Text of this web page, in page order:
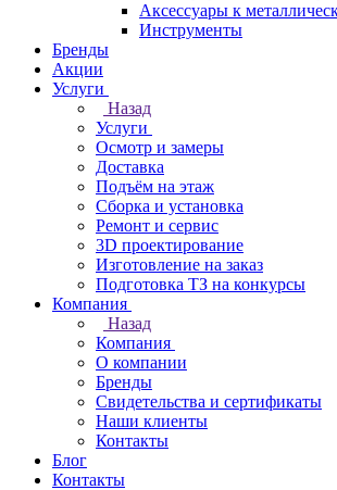
Аксессуары к
Инструменты
Бренды
Акции
Услуги
Назад
Услуги
Осмотр и замеры
Доставка
Подъём на этаж
Сборка и установка
Ремонт и сервис
3D проектирование
Изготовление на заказ
Подготовка ТЗ на конкурсы
Компания
Назад
Компания
О компании
Бренды
Свидетельства и сертификаты
Наши клиенты
Контакты
Блог
Контакты